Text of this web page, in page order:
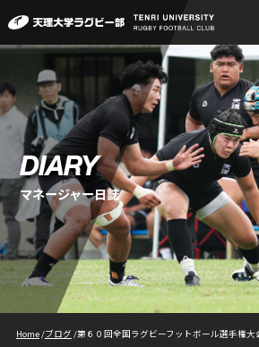
DIARY
マネージャー日誌
Home/ブログ /第６０回全国ラグビーフットボール選手権大